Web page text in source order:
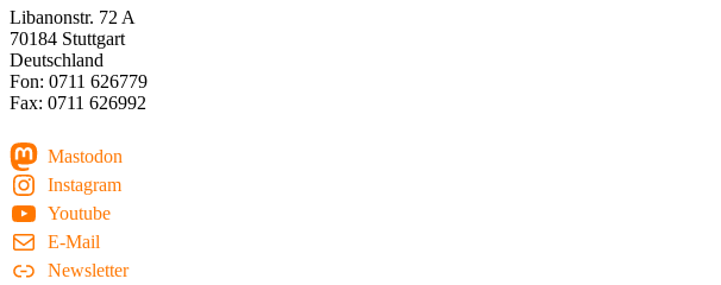
Libanonstr. 72 A
70184 Stuttgart
Deutschland
Fon: 0711 626779
Fax: 0711 626992
Mastodon
Instagram
Youtube
E-Mail
Newsletter